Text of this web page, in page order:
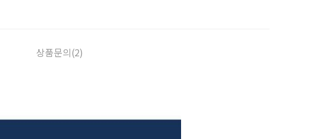
상품문의(2)